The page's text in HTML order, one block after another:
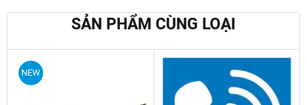
SẢN PHẨM CÙNG LOẠI
NEW